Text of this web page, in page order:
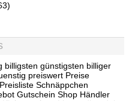
billigsten günstigsten billiger
preiswert Preise
Schnäppchen
Gutschein Shop Händler